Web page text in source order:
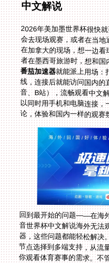
中文解说
2026年美加墨世界杯很快
会去现场观赛，或者在当地
在加拿大的现场，想一边看
者在墨西哥旅游时，想和
番茄加速器就能派上用场：
线，连接后就能访问
音、B站），流畅观
以同时用手机和电脑
论，体验和国内一样的观赛
回到最开始的问题——在海
音世界杯中文解说海外无
器，这些问题都能轻松解决